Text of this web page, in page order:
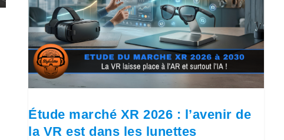
Étude marché XR 2026 : l’avenir de
la VR est dans les lunettes